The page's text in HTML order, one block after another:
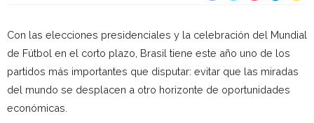
Con las elecciones presidenciales y la celebración del Mundial
de Fútbol en el corto plazo, Brasil tiene este año uno de los
partidos más importantes que disputar: evitar que las miradas
del mundo se desplacen a otro horizonte de oportunidades
económicas.